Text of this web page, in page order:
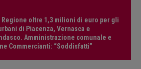
Regione oltre 1,3 milioni di euro per gli
di Piacenza, Vernasca e
Amministrazione comunale e
Commercianti: “Soddisfatti”